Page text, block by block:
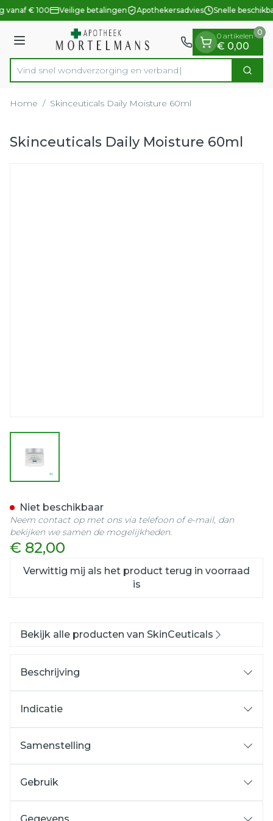
Ga naar de inhoud
1 van 1
vanaf € 100 Veilige betalingen Apothekersadvies Snelle
Menu
Product, merk, categorie...
Vind snel wondverzorging en Zoek
0 artikelen
€ 0,00
0
Home / Skinceuticals Daily Moisture 60ml
Skinceuticals Daily Moisture 60ml
€ 82,00
Verwittig mij als het product terug in voorraad
is
Niet beschikbaar
Neem contact op met ons via telefoon of e-mail, dan
bekijken we samen de mogelijkheden.
Bekijk alle producten van SkinCeuticals
Beschrijving
Indicatie
Samenstelling
Gebruik